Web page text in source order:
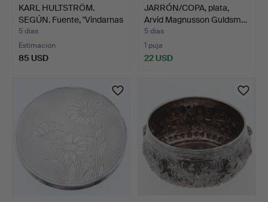
KARL HULTSTRÖM.
SEGÚN. Fuente, "Vindarnas
…
5 días
Estimación
85 USD
JARRÓN/COPA, plata,
Arvid Magnusson Guldsm…
5 días
1 puja
22 USD